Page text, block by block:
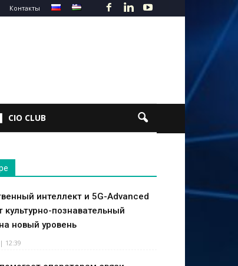
Контакты
CIO CLUB
интеллект и 5G-Advanced
культурно-познавательный
новый уровень
12:39